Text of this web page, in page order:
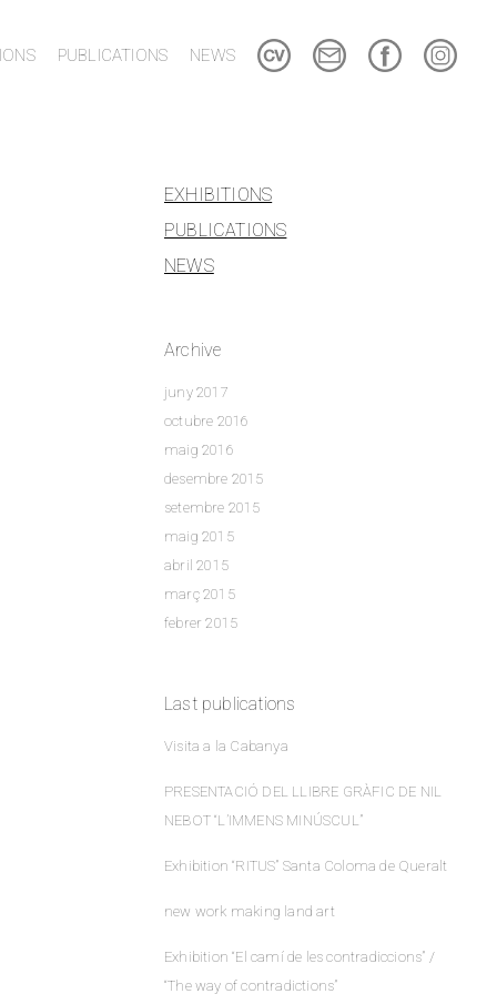
PUBLICATIONS NEWS
EXHIBITIONS
PUBLICATIONS
NEWS
Archive
juny 2017
octubre 2016
maig 2016
desembre 2015
setembre 2015
maig 2015
abril 2015
març 2015
febrer 2015
Last publications
Visita a la Cabanya
PRESENTACIÓ DEL LLIBRE GRÀFIC DE NIL
NEBOT “L’IMMENS MINÚSCUL”
Exhibition “RITUS” Santa Coloma de Queralt
new work making land art
Exhibition “El camí de les contradiccions” /
“The way of contradictions”